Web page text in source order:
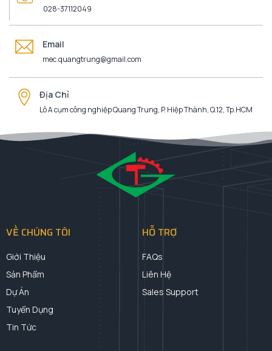
028-37112049
Email
mec.quangtrung@gmail.com
Địa Chỉ
Lô A cụm công nghiệp Quang Trung, P. Hiệp Thành, Q.12, Tp.HCM
VỀ CHÚNG TÔI
Giới Thiệu
Sản Phẩm
Dự Án
Tuyển Dụng
Tin Tức
HỖ TRỢ
FAQs
Liên Hệ
Sales Support